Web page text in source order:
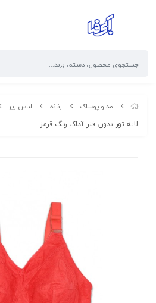
مد و پوشاک زنانه لباس زیر
لایه تور بدون فنر آداک رنگ قرمز